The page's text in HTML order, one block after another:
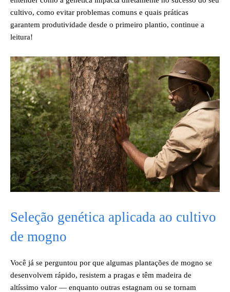
cultivo, como evitar problemas comuns e quais práticas
garantem produtividade desde o primeiro plantio, continue a
leitura!
Seleção genética aplicada ao cultivo
de mogno
Você já se perguntou por que algumas plantações de mogno se
desenvolvem rápido, resistem a pragas e têm madeira de
altíssimo valor — enquanto outras estagnam ou se tornam